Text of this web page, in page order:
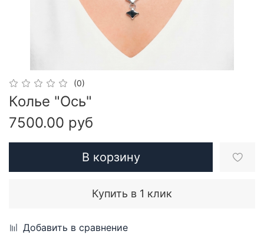
(0)
Колье "Ось"
7500.00 руб
В корзину
Купить в 1 клик
Добавить в сравнение